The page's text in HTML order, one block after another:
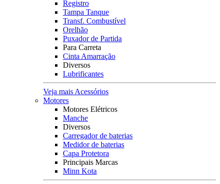
Registro
Tampa Tanque
Transf. Combustível
Orelhão
Puxador de Partida
Para Carreta
Cinta Amarração
Diversos
Lubrificantes
Veja mais Acessórios
Motores
Motores Elétricos
Manche
Diversos
Carregador de baterias
Medidor de baterias
Capa Protetora
Principais Marcas
Minn Kota